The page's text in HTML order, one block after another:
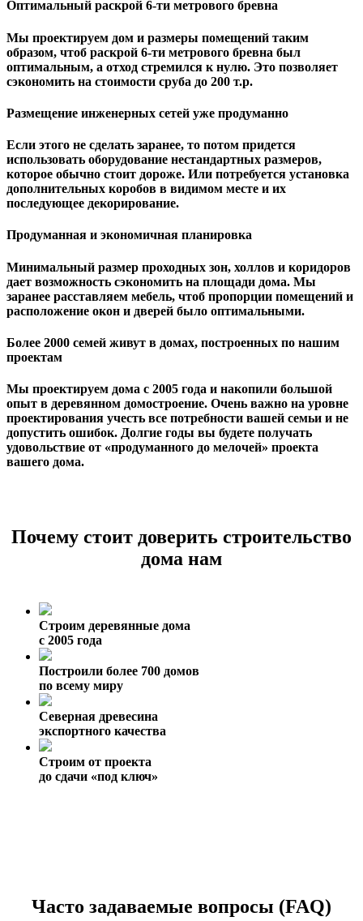
Оптимальный раскрой 6-ти метрового бревна
Мы проектируем дом и размеры помещений таким
образом, чтоб раскрой 6-ти метрового бревна был
оптимальным, а отход стремился к нулю. Это позволяет
сэкономить на стоимости сруба до 200 т.р.
Размещение инженерных сетей уже продуманно
Если этого не сделать заранее, то потом придется
использовать оборудование нестандартных размеров,
которое обычно стоит дороже. Или потребуется установка
дополнительных коробов в видимом месте и их
последующее декорирование.
Продуманная и экономичная планировка
Минимальный размер проходных зон, холлов и коридоров
дает возможность сэкономить на площади дома. Мы
заранее расставляем мебель, чтоб пропорции помещений и
расположение окон и дверей было оптимальными.
Более 2000 семей живут в домах, построенных по нашим
проектам
Мы проектируем дома с 2005 года и накопили большой
опыт в деревянном домостроение. Очень важно на уровне
проектирования учесть все потребности вашей семьи и не
допустить ошибок. Долгие годы вы будете получать
удовольствие от «продуманного до мелочей» проекта
вашего дома.
Почему стоит доверить строительство
дома нам
Строим деревянные дома
с 2005 года
Построили более 700 домов
по всему миру
Северная древесина
экспортного качества
Строим от проекта
до сдачи «под ключ»
Часто задаваемые вопросы (FAQ)